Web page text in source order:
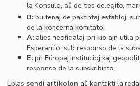
la Konsulo, aŭ de ties delegito,
B: bultenaj de paktintaj establoj,
de la koncerna komitato.
A: alies neoﬁcialaj, pri kio ajn utila
Esperantio, sub responso de la
E: pri Eŭropaj institucioj kaj
responso de la subskribinto.
Eblas sendi artikolon aŭ kontakti la